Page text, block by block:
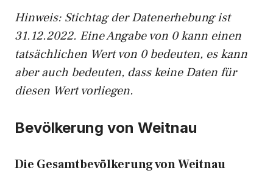
Hinweis: Stichtag der Datenerhebung ist
31.12.2022. Eine Angabe von 0 kann einen
tatsächlichen Wert von 0 bedeuten, es kann
aber auch bedeuten, dass keine Daten für
diesen Wert vorliegen.
Bevölkerung von Weitnau
Die Gesamtbevölkerung von Weitnau